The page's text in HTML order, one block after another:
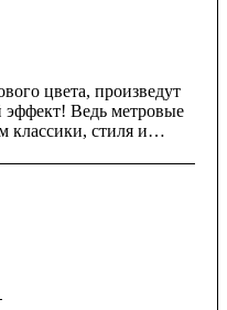
цвета, произведут
Ведь метровые
классики, стиля и
вашей любимой в
дизайнерскую
вниманию наш
товаров!